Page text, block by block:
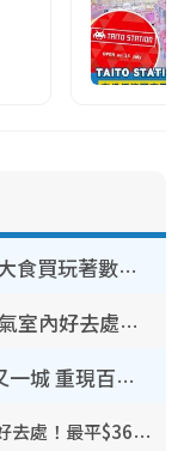
【8月生日優惠2026】全港85大食買玩著數攻略 自助餐/火鍋放題同行免費＋誠品/DONKI送現金券
香港室內好去處｜逾35大歎冷氣室內好去處推介 室內活動免費避雨無懼落雨
小熊維尼100週年快閃店登陸又一城 重現百畝森林經典場景／獨家限定盲盒登場／專屬DIY香水
唱K推介2026︱全港13大卡啦OK好去處！最平$36起 日文K都有！(附地址+收費詳情)